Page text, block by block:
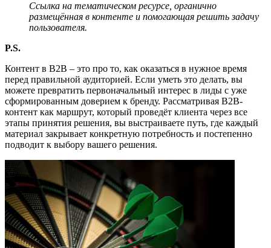
Ссылка на тематическом ресурсе, органично
размещённая в контенте и помогающая решить задачу
пользователя.
P.S.
Контент в B2B – это про то, как оказаться в нужное время
перед правильной аудиторией. Если уметь это делать, вы
можете превратить первоначальный интерес в лиды с уже
сформированным доверием к бренду. Рассматривая B2B-
контент как маршрут, который проведёт клиента через все
этапы принятия решения, вы выстраиваете путь, где каждый
материал закрывает конкретную потребность и постепенно
подводит к выбору вашего решения.